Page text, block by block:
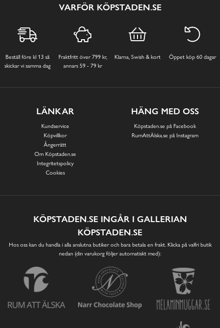
VARFÖR KÖPSTADEN.SE
Beställ före kl 13 så
skickar vi samma dag
Fraktfritt över 799 kr,
annars 59 - 79 kr
Klarna, Swish & kort Öppet köp 60 dagar
LÄNKAR
Kundservice
Köpvillkor
Ångerrätt
Om Köpstaden.se
Integritetspolicy
Cookies
HÄNG MED OSS
Köpstaden.se på Facebook
RumAttÄlska.se på Instagram
KÖPSTADEN.SE INGÅR I GALLERIAN
KÖPSTADEN.SE
Hos oss kan du handla i alla anslutna butiker och bara betala en frakt. Klicka på valfri butik
nedan (din varukorg följer automatiskt med):